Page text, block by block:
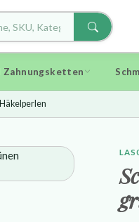
Zahnungsketten